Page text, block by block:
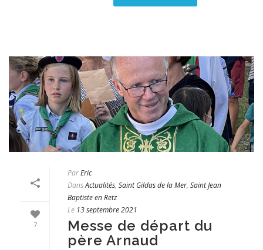
7
ParEric
DansActualités, Saint Gildas de la Mer, Saint Jean
Baptiste en Retz
Le 13 septembre 2021
Messe de départ du
père Arnaud